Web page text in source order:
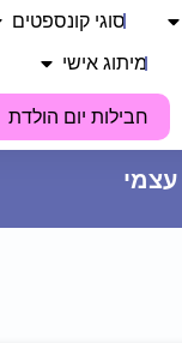
סוגי קונספטים
מיתוג אישי
חבילות יום הולדת